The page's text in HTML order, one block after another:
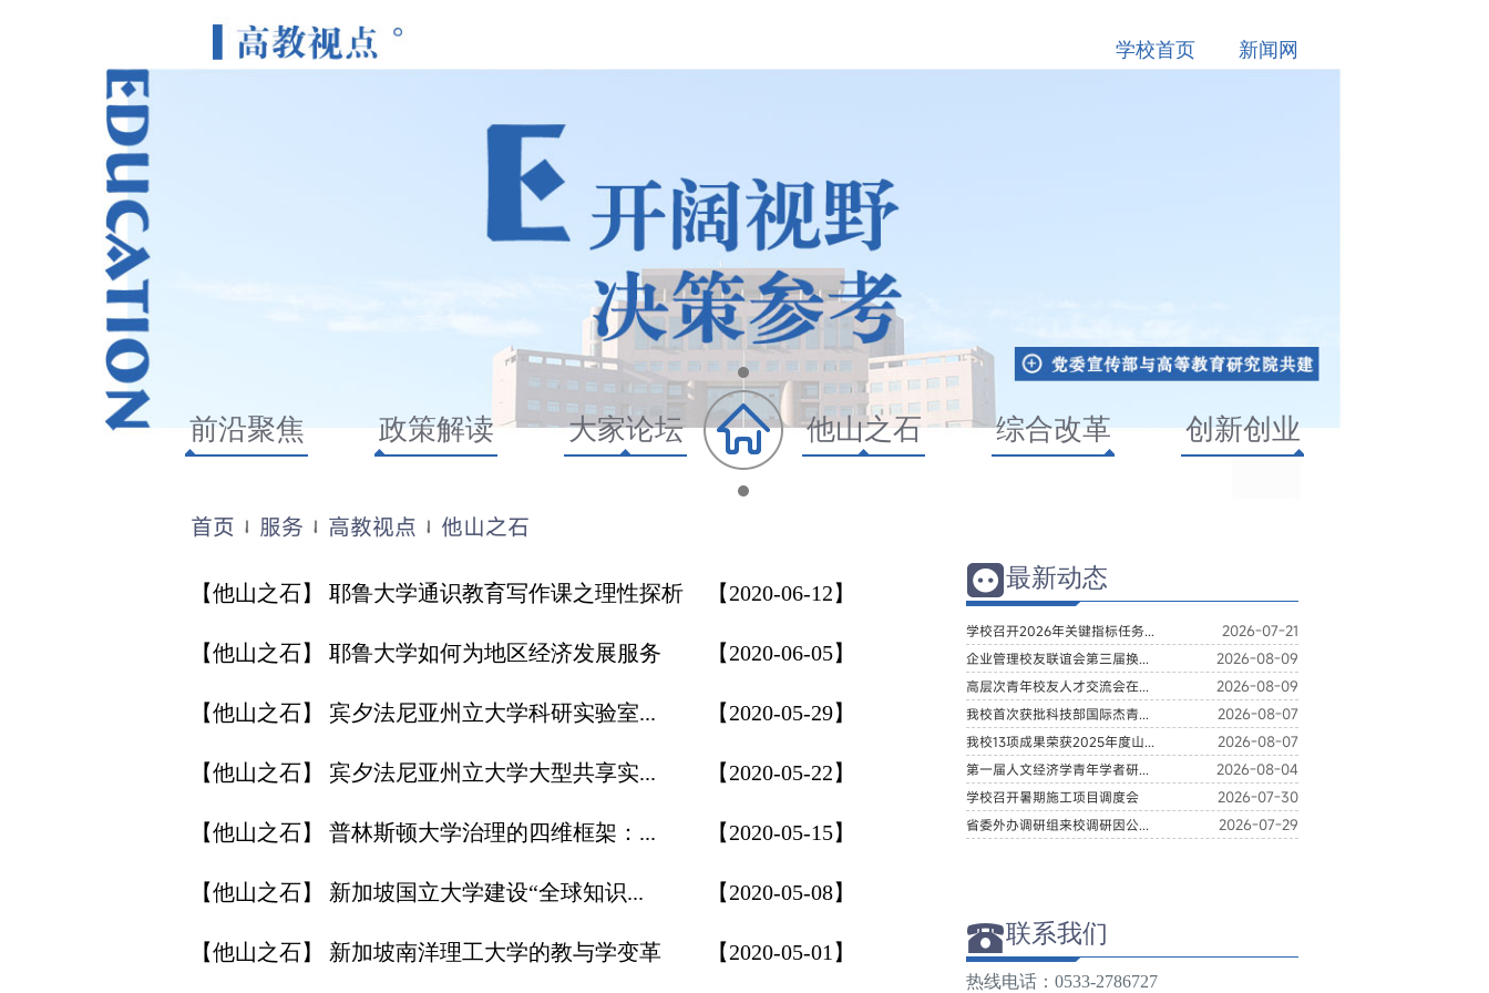
学校首页 新闻网
前沿聚焦 政策解读 大家论坛 创新创业
综合改革
他山之石
首页 服务 高教视点 他山之石
【他山之石】 耶鲁大学通识教育写作课之理性探析 【2020-06-12】
【他山之石】 耶鲁大学如何为地区经济发展服务 【2020-06-05】
【他山之石】 宾夕法尼亚州立大学科研实验室... 【2020-05-29】
【他山之石】 宾夕法尼亚州立大学大型共享实... 【2020-05-22】
【他山之石】 普林斯顿大学治理的四维框架：... 【2020-05-15】
【他山之石】 新加坡国立大学建设“全球知识... 【2020-05-08】
【他山之石】 新加坡南洋理工大学的教与学变革 【2020-05-01】
最新动态
学校召开2026年关键指标任务... 2026-07-21
企业管理校友联谊会第三届换... 2026-08-09
高层次青年校友人才交流会在... 2026-08-09
我校首次获批科技部国际杰青... 2026-08-07
我校13项成果荣获2025年度山... 2026-08-07
第一届人文经济学青年学者研... 2026-08-04
学校召开暑期施工项目调度会 2026-07-30
省委外办调研组来校调研因公... 2026-07-29
联系我们
热线电话：0533-2786727